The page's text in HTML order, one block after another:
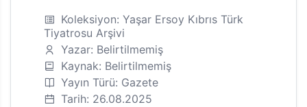
Koleksiyon: Yaşar Ersoy Kıbrıs Türk
Tiyatrosu Arşivi
Yazar: Belirtilmemiş
Kaynak: Belirtilmemiş
Yayın Türü: Gazete
Tarih: 26.08.2025